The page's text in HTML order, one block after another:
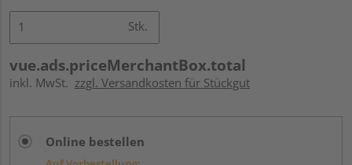
Stk.
vue.ads.priceMerchantBox.total
inkl. MwSt. zzgl. Versandkosten für Stückgut
Online bestellen